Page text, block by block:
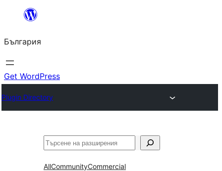
България
Get WordPress
Plugin Directory
Търсене
AllCommunityCommercial